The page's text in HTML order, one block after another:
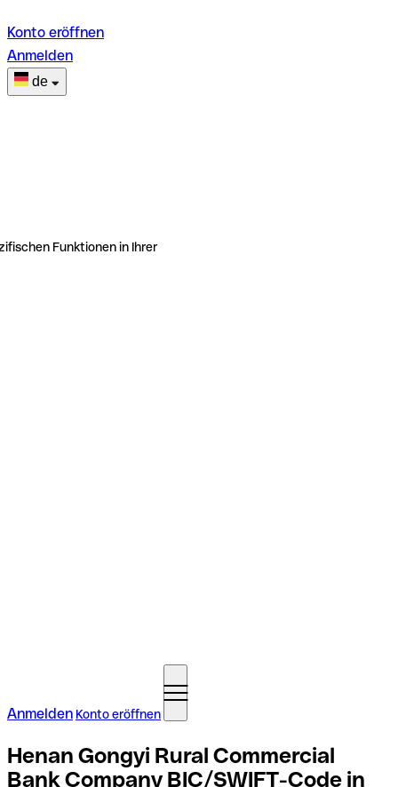
Konto eröffnen
Anmelden
de
Funktionen in Ihrer
Anmelden Konto eröffnen
Henan Gongyi Rural Commercial
Bank Company BIC/SWIFT-Code in